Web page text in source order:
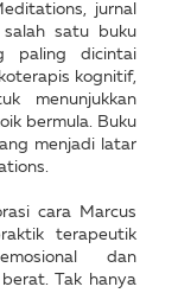
jurnal
salah satu buku
paling dicintai
kognitif,
menunjukkan
bermula. Buku
menjadi latar
cara Marcus
terapeutik
dan
Tak hanya